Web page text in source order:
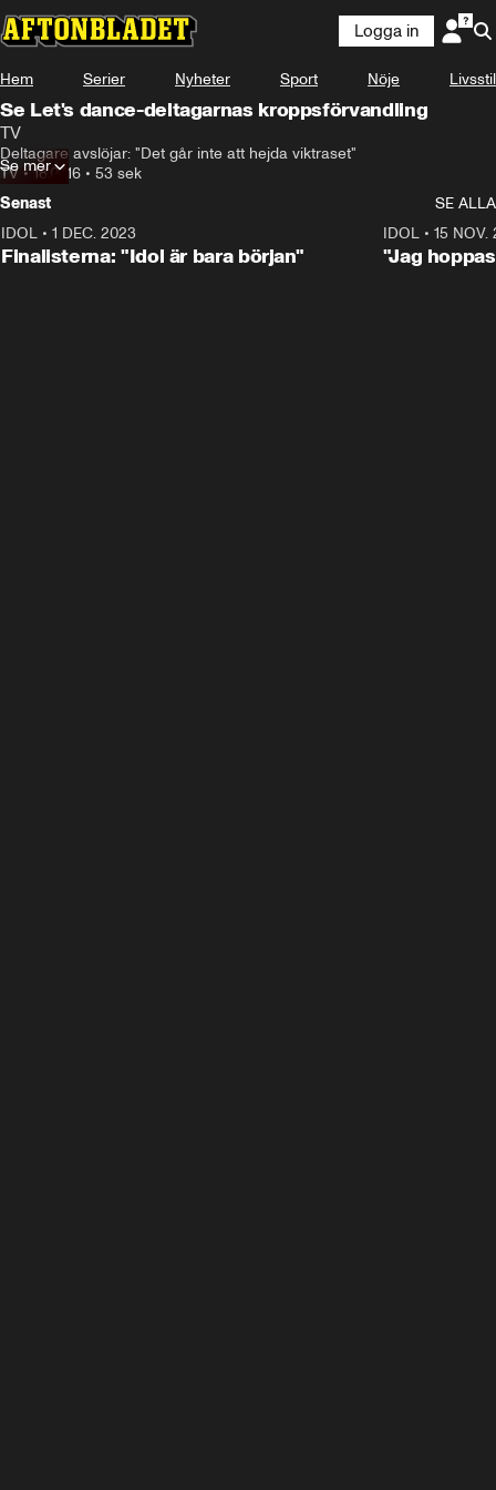
Logga in
Hem Serier Nyheter Sport Nöje Livsstil
Se Let's dance-deltagarnas kroppsförvandling
TV
Deltagare avslöjar: "Det går inte att hejda viktraset"
TV •18.07.16 • 53 sek
Se mer
Senast
SE ALLA
IDOL • 1 DEC. 2023
Finalisterna: "Idol är bara början"
IDOL• 15 NOV.
"Jag